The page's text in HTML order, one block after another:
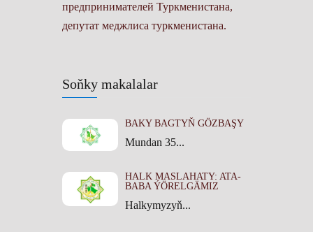
Soňky makalalar
BAKY BAGTYŇ GÖZBAŞY
Mundan 35...
HALK MASLAHATY: ATA-
BABA ÝÖRELGÄMIZ
Halkymyzyň...
предпринимателей Туркменистана,
депутат меджлиса туркменистана.